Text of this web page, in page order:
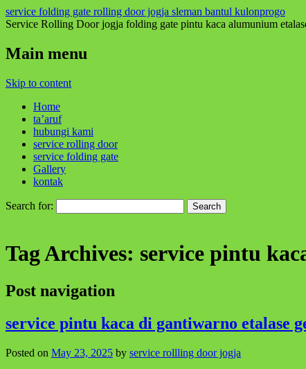
service folding gate rolling door jogja sleman bantul kulonprogo
Service Rolling Door jogja folding gate pintu kaca alumunium
Main menu
Skip to content
Home
ta’aruf
hubungi kami
service rolling door
service folding gate
Gallery
kontak
Search for:
Tag Archives: service pintu
Post navigation
service pintu kaca di gantiwarno etalase
Posted on May 23, 2025 by service rollling door jogja